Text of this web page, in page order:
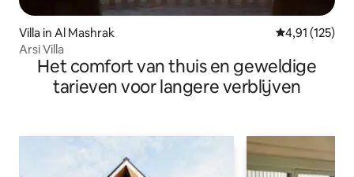
Villa in Al Mashrak Gemiddelde
4,91 (125)
Arsi Villa
Het comfort van thuis en geweldige
tarieven voor langere verblijven